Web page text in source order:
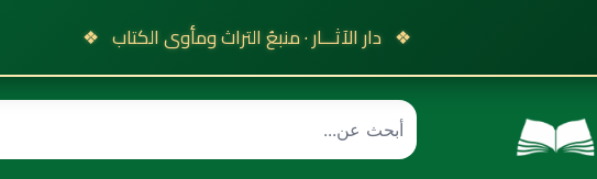
❖ دار الآثـــار · منبعُ التراث ومأوى الكتاب ❖